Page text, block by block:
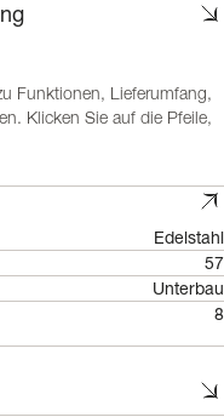
Funktionen, Lieferumfang,
Klicken Sie auf die Pfeile,
Edelstahl
57
Unterbau
8